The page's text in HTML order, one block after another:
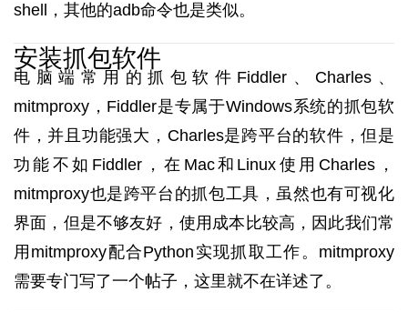
shell，其他的adb命令也是类似。
安装抓包软件
电脑端常用的抓包软件Fiddler、Charles、
mitmproxy，Fiddler是专属于Windows系统的抓包软
件，并且功能强大，Charles是跨平台的软件，但是
功能不如Fiddler，在Mac和Linux使用Charles，
mitmproxy也是跨平台的抓包工具，虽然也有可视化
界面，但是不够友好，使用成本比较高，因此我们常
用mitmproxy配合Python实现抓取工作。mitmproxy
需要专门写了一个帖子，这里就不在详述了。